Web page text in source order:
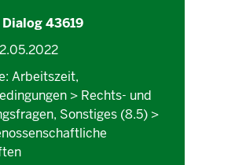
43619
Arbeitszeit,
> Rechts- und
Sonstiges (8.5) >